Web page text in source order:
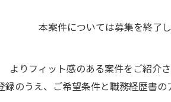
本案件については募集を終了し
よりフィット感のある案件を ご紹介
のうえ、 ご希望条件と職務経歴書の